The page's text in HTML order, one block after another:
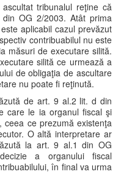
tribunalul reţine că
OG 2/2003. Atât prima
aplicabil cazul prevăzut
contribuabilul nu este
măsuri de executare silită.
silită ce urmează a
de obligaţia de ascultare
nu poate fi reţinută.
de art. 9 al.2 lit. d din
care le ia organul fiscal şi
ceea ce prezumă existenţa
O altă interpretare ar
la art. 9 al.1 din OG
a organului fiscal
în final va urma